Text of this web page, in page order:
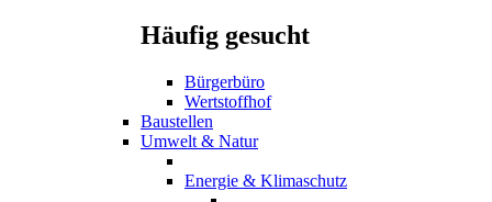
Häufig gesucht
Bürgerbüro
Wertstoffhof
Baustellen
Umwelt & Natur
Energie & Klimaschutz